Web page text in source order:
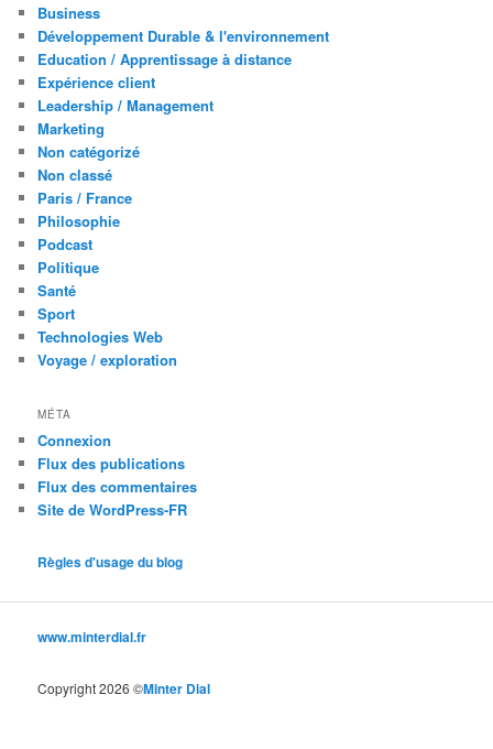
Business
Développement Durable & l'environnement
Education / Apprentissage à distance
Expérience client
Leadership / Management
Marketing
Non catégorizé
Non classé
Paris / France
Philosophie
Podcast
Politique
Santé
Sport
Technologies Web
Voyage / exploration
MÉTA
Connexion
Flux des publications
Flux des commentaires
Site de WordPress-FR
Règles d'usage du blog
www.minterdial.fr
Copyright 2026 ©Minter Dial